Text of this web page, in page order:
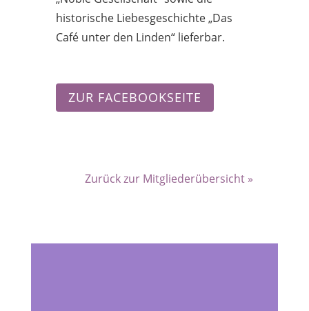
historische Liebesgeschichte „Das
Café unter den Linden“ lieferbar.
ZUR FACEBOOKSEITE
Zurück zur Mitgliederübersicht »